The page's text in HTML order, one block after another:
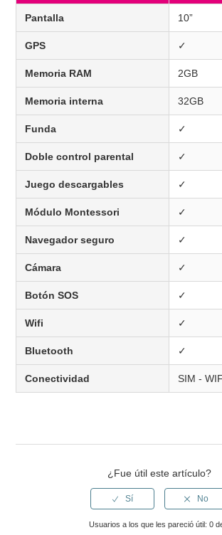
Pantalla 10”
GPS ✓
Memoria RAM 2GB
Memoria interna 32GB
Funda ✓
Doble control parental ✓
Juego descargables ✓
Módulo Montessori ✓
Navegador seguro ✓
Cámara ✓
Botón SOS ✓
Wifi ✓
Bluetooth ✓
Conectividad SIM -
¿Fue útil este artículo?
Usuarios a los que les pareció útil: 0